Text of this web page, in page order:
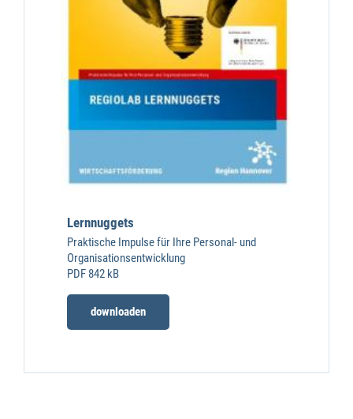
Lernnuggets
Praktische Impulse für Ihre Personal- und
Organisationsentwicklung
PDF 842 kB
downloaden